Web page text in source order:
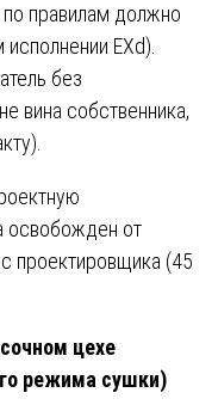
по правилам должно
EXd).
без
вина собственника,
освобожден от
проектировщика (45
цехе
режима сушки)